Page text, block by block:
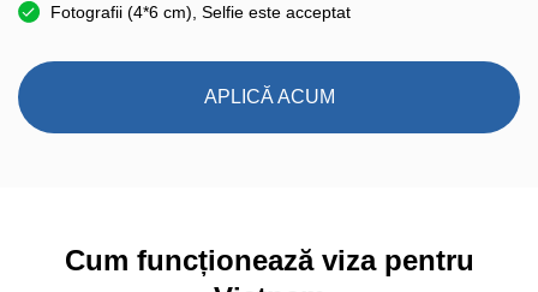
Fotografii (4*6 cm), Selfie este acceptat
APLICĂ ACUM
Cum funcționează viza pentru